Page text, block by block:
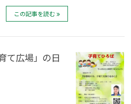
この記事を読む
て広場」の日